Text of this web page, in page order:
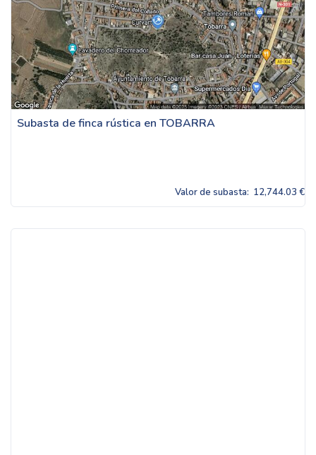
Subasta de finca rústica en TOBARRA
Valor de subasta: 12,744.03 €